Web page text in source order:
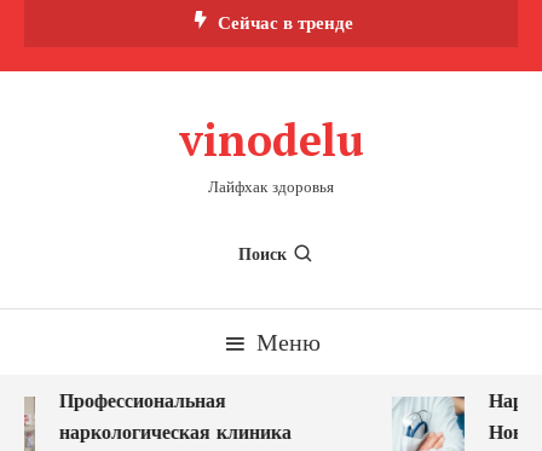
Сейчас в тренде
vinodelu
Лайфхак здоровья
Поиск
Меню
Профессиональная
наркологическая клиника